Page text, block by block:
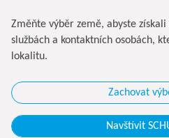
Změňte výběr země, abyste
službách a kontaktních osobách,
lokalitu.
Zachovat
Navštívit